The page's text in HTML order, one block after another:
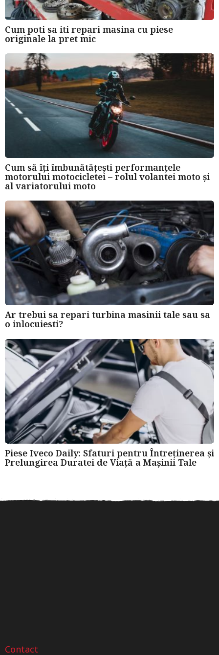
Cum poti sa iti repari masina cu piese
originale la pret mic
Cum să îți îmbunătățești performanțele
motorului motocicletei – rolul volantei moto și
al variatorului moto
Ar trebui sa repari turbina masinii tale sau sa
o inlocuiesti?
Piese Iveco Daily: Sfaturi pentru Întreținerea și
Prelungirea Duratei de Viață a Mașinii Tale
Contact